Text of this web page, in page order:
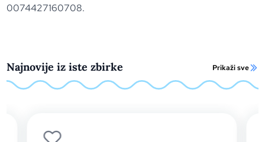
0074427160708.
Najnovije iz iste zbirke Prikaži sve